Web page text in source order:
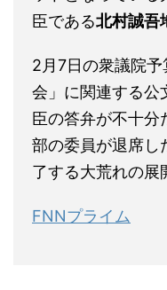
臣である北村誠吾
2月7日の衆議院
会」に関連する公
臣の答弁が不十分
部の委員が退席し
了する大荒れの展
FNNプライム